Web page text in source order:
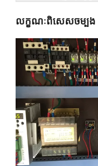
លក្ខណៈពិសេសចម្បង